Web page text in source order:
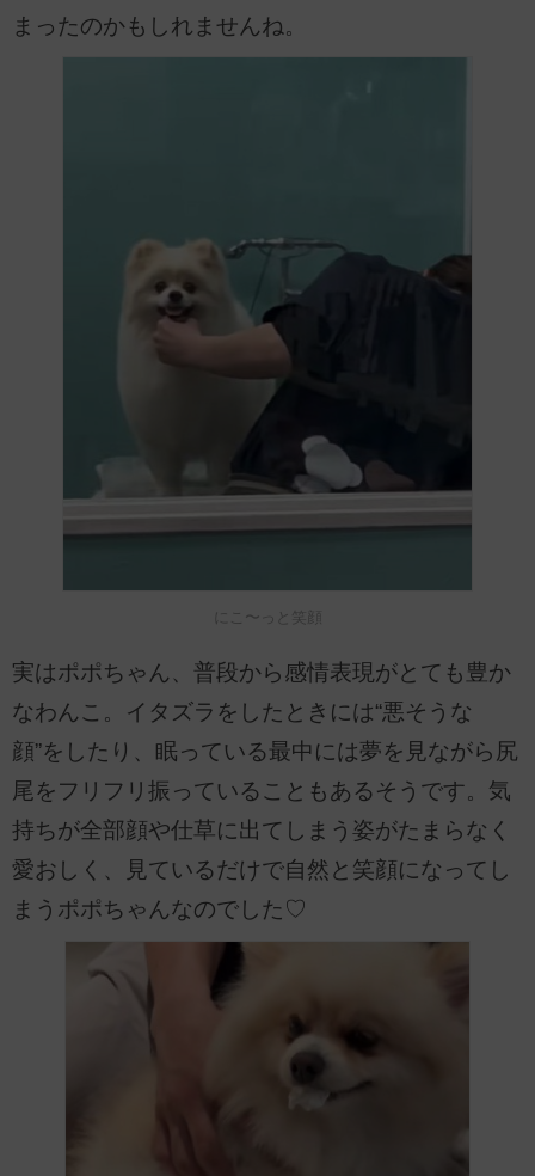
まったのかもしれませんね。
にこ〜っと笑顔
実はポポちゃん、普段から感情表現がとても豊か
なわんこ。イタズラをしたときには“悪そうな
顔”をしたり、眠っている最中には夢を見ながら尻
尾をフリフリ振っていることもあるそうです。気
持ちが全部顔や仕草に出てしまう姿がたまらなく
愛おしく、見ているだけで自然と笑顔になってし
まうポポちゃんなのでした♡